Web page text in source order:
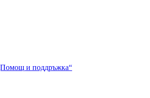
и поддръжка“